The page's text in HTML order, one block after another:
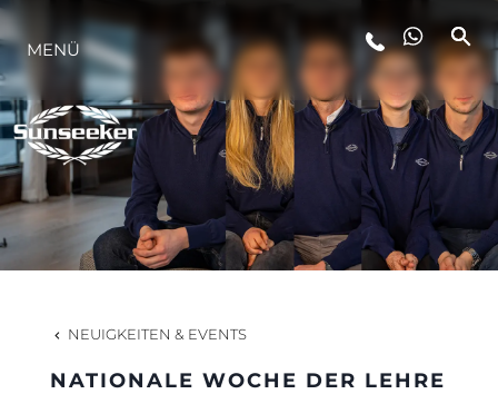
LIFESTYLE
INNOVATION
DIE FIRMA
DAS TEAM
MENÜ
NEUIGKEITEN & EVENTS
NATIONALE WOCHE DER LEHRE